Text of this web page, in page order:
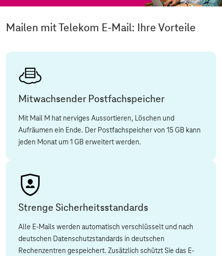
Mailen mit Telekom E-Mail: Ihre Vorteile
Mitwachsender Postfachspeicher
Mit Mail M hat nerviges Aussortieren, Löschen und
Aufräumen ein Ende. Der Postfachspeicher von 15 GB kann
jeden Monat um 1 GB erweitert werden.
Strenge Sicherheitsstandards
Alle E-Mails werden automatisch verschlüsselt und nach
deutschen Datenschutzstandards in deutschen
Rechenzentren gespeichert. Zusätzlich schützt Sie das E-